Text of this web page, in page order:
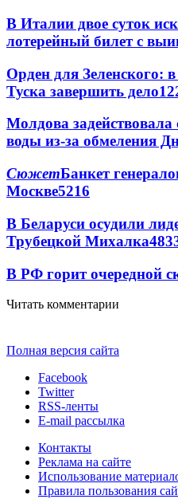
В Италии двое суток
лотерейный билет с
Орден для Зеленского:
Туска завершить дело
Молдова задействовала
воды из-за обмеления
СюжетБанкет
Москве5216
В Беларуси осудили
Трубецкой Михалка
В РФ горит очередной
Читать комментарии
Полная версия сайта
Facebook
Twitter
RSS-ленты
E-mail рассылка
Контакты
Реклама на сайте
Использование
Правила пользования